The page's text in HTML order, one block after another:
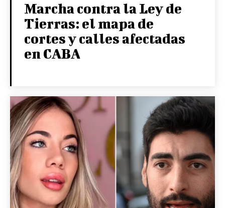
Marcha contra la Ley de
Tierras: el mapa de
cortes y calles afectadas
en CABA